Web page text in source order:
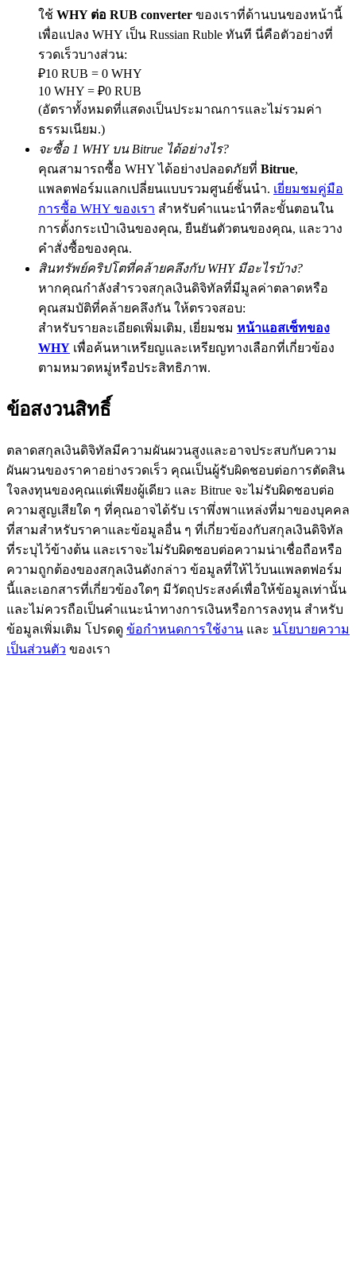
Exclusive for BitMart Users
Register & Trade to Win 500,000 USDT
Precious Metals Trading Carnival
Trade Gold & Silver · 33,333 USDT Bonus
USDT New User Exclusive 10% APR
USDT Flexible Staking | Daily Rewards
BTC New User Exclusive: 6.5% APR
กิจกรรมเพิ่มเติม
รับรางวัลและสิทธิพิเศษสุดพิเศษ
ศูนย์รางวัล
เข้าสู่ระบบลงชื่อ
ใช้ WHY ต่อ RUB converter ของเราที่ด้านบนของหน้านี้
เพื่อแปลง WHY เป็น Russian Ruble ทันที นี่คือตัวอย่างที่
รวดเร็วบางส่วน:
₽10 RUB = 0 WHY
10 WHY = ₽0 RUB
(อัตราทั้งหมดที่แสดงเป็นประมาณการและไม่รวมค่า
ธรรมเนียม.)
จะซื้อ 1 WHY บน Bitrue ได้อย่างไร?
คุณสามารถซื้อ WHY ได้อย่างปลอดภัยที่ Bitrue,
แพลตฟอร์มแลกเปลี่ยนแบบรวมศูนย์ชั้นนำ. เยี่ยมชมคู่มือ
การซื้อ WHY ของเรา สำหรับคำแนะนำทีละขั้นตอนใน
การตั้งกระเป๋าเงินของคุณ, ยืนยันตัวตนของคุณ, และวาง
คำสั่งซื้อของคุณ.
สินทรัพย์คริปโตที่คล้ายคลึงกับ WHY มีอะไรบ้าง?
หากคุณกำลังสำรวจสกุลเงินดิจิทัลที่มีมูลค่าตลาดหรือ
คุณสมบัติที่คล้ายคลึงกัน ให้ตรวจสอบ:
สำหรับรายละเอียดเพิ่มเติม, เยี่ยมชม หน้าแอสเซ็ทของ
WHY เพื่อค้นหาเหรียญและเหรียญทางเลือกที่เกี่ยวข้อง
ตามหมวดหมู่หรือประสิทธิภาพ.
ข้อสงวนสิทธิ์
ตลาดสกุลเงินดิจิทัลมีความผันผวนสูงและอาจประสบกับความ
ผันผวนของราคาอย่างรวดเร็ว คุณเป็นผู้รับผิดชอบต่อการตัดสิน
ใจลงทุนของคุณแต่เพียงผู้เดียว และ Bitrue จะไม่รับผิดชอบต่อ
ความสูญเสียใด ๆ ที่คุณอาจได้รับ เราพึ่งพาแหล่งที่มาของบุคคล
ที่สามสำหรับราคาและข้อมูลอื่น ๆ ที่เกี่ยวข้องกับสกุลเงินดิจิทัล
ที่ระบุไว้ข้างต้น และเราจะไม่รับผิดชอบต่อความน่าเชื่อถือหรือ
ความถูกต้องของสกุลเงินดังกล่าว ข้อมูลที่ให้ไว้บนแพลตฟอร์ม
นี้และเอกสารที่เกี่ยวข้องใดๆ มีวัตถุประสงค์เพื่อให้ข้อมูลเท่านั้น
และไม่ควรถือเป็นคำแนะนำทางการเงินหรือการลงทุน สำหรับ
ข้อมูลเพิ่มเติม โปรดดู ข้อกำหนดการใช้งาน และ นโยบายความ
เป็นส่วนตัว ของเรา